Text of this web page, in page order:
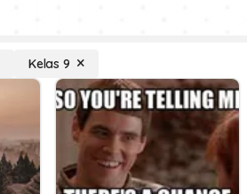
Kelas 9